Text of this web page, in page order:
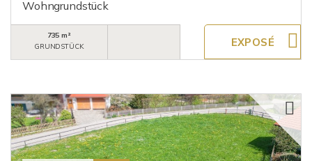
Wohngrundstück
735 m²
GRUNDSTÜCK